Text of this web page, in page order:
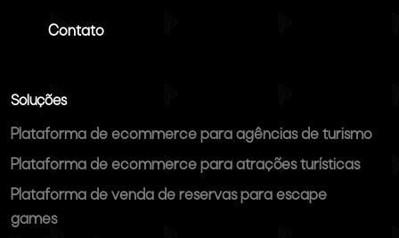
Contato
Soluções
Plataforma de ecommerce para agências de turismo
Plataforma de ecommerce para atrações turísticas
Plataforma de venda de reservas para escape
games